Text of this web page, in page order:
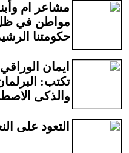
مشاعر ام
مواطن في
حكومتنا
ايمان الوراقي
تكتب:
والذكى
التعود على